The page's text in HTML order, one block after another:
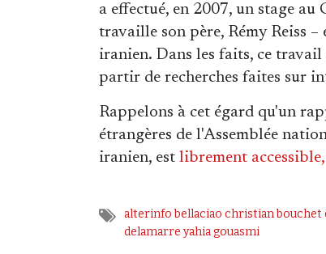
a effectué, en 2007, un stage
travaille son père, Rémy Reiss
iranien. Dans les faits, ce
partir de recherches faites sur
Rappelons à cet égard qu'un
étrangères de l'Assemblée
iranien, est librement
alterinfo bellaciao christian bouchet
delamarre yahia gouasmi